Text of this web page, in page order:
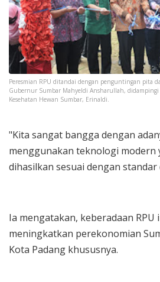
Peresmian RPU ditandai dengan penguntingan pita
Gubernur Sumbar Mahyeldi Ansharullah, didampingi
Kesehatan Hewan Sumbar, Erinaldi.
"Kita sangat bangga dengan
menggunakan teknologi modern
dihasilkan sesuai dengan
Ia mengatakan, keberadaan RPU
meningkatkan perekonomian
Kota Padang khususnya.